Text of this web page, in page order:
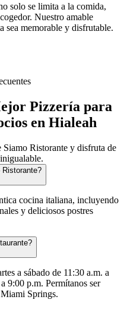
solo se limita a la comida,
Nuestro amable
sea memorable y disfrutable.
Pizzería para
en Hialeah
Siamo Ristorante y disfruta de
cocina italiana, incluyendo
y deliciosos postres
a sábado de 11:30 a.m. a
9:00 p.m. Permítanos ser
Springs.